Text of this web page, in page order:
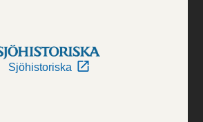
Sjöhistoriska